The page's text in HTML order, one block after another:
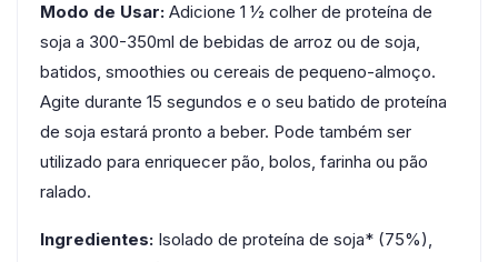
Modo de Usar: Adicione 1 ½ colher de proteína de
soja a 300-350ml de bebidas de arroz ou de soja,
batidos, smoothies ou cereais de pequeno-almoço.
Agite durante 15 segundos e o seu batido de proteína
de soja estará pronto a beber. Pode também ser
utilizado para enriquecer pão, bolos, farinha ou pão
ralado.
Ingredientes: Isolado de proteína de soja* (75%),